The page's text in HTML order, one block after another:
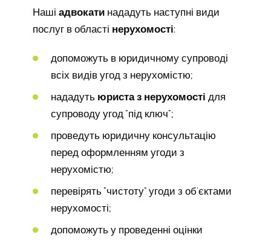
Наші адвокати нададуть наступні види
послуг в області нерухомості:
допоможуть в юридичному супроводі
всіх видів угод з нерухомістю;
нададуть юриста з нерухомості для
супроводу угод "під ключ";
проведуть юридичну консультацію
перед оформленням угоди з
нерухомістю;
перевірять "чистоту" угоди з об'єктами
нерухомості;
допоможуть у проведенні оцінки